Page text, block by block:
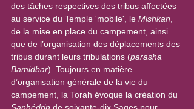
des tâches respectives des tribus affectées
au service du Temple 'mobile', le Mishkan
de la mise en place du campement, ainsi
que de l’organisation des déplacements des
tribus durant leurs tribulations (parasha
Bamidbar). Toujours en matière
d’organisation générale de la vie du
campement, la Torah évoque la création du